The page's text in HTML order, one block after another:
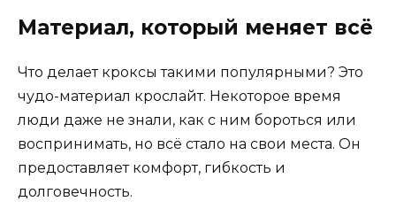
Материал, который меняет всё
Что делает кроксы такими популярными? Это
чудо-материал крослайт. Некоторое время
люди даже не знали, как с ним бороться или
воспринимать, но всё стало на свои места. Он
предоставляет комфорт, гибкость и
долговечность.